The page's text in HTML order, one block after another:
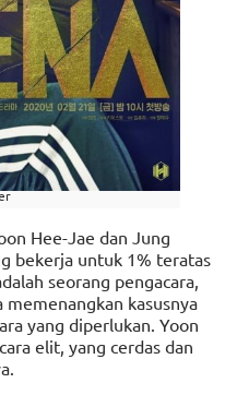
Hee-Jae dan Jung
bekerja untuk 1% teratas
seorang pengacara,
kasusnya
yang diperlukan. Yoon
elit, yang cerdas dan